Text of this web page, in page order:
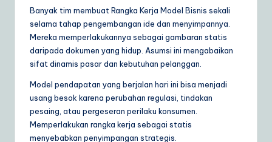
Banyak tim membuat Rangka Kerja Model Bisnis sekali
selama tahap pengembangan ide dan menyimpannya.
Mereka memperlakukannya sebagai gambaran statis
daripada dokumen yang hidup. Asumsi ini mengabaikan
sifat dinamis pasar dan kebutuhan pelanggan.
Model pendapatan yang berjalan hari ini bisa menjadi
usang besok karena perubahan regulasi, tindakan
pesaing, atau pergeseran perilaku konsumen.
Memperlakukan rangka kerja sebagai statis
menyebabkan penyimpangan strategis.